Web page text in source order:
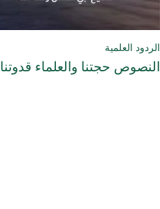
الردود العلمية
النصوص حجتنا والعلماء قدوتنا